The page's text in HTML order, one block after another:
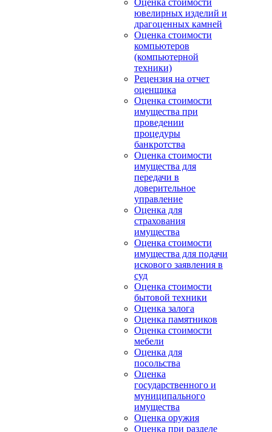
Оценка стоимости
ювелирных изделий и
драгоценных камней
Оценка стоимости
компьютеров
(компьютерной
техники)
Рецензия на отчет
оценщика
Оценка стоимости
имущества при
проведении
процедуры
банкротства
Оценка стоимости
имущества для
передачи в
доверительное
управление
Оценка для
страхования
имущества
Оценка стоимости
имущества для подачи
искового заявления в
суд
Оценка стоимости
бытовой техники
Оценка залога
Оценка памятников
Оценка стоимости
мебели
Оценка для
посольства
Оценка
государственного и
муниципального
имущества
Оценка оружия
Оценка при разделе